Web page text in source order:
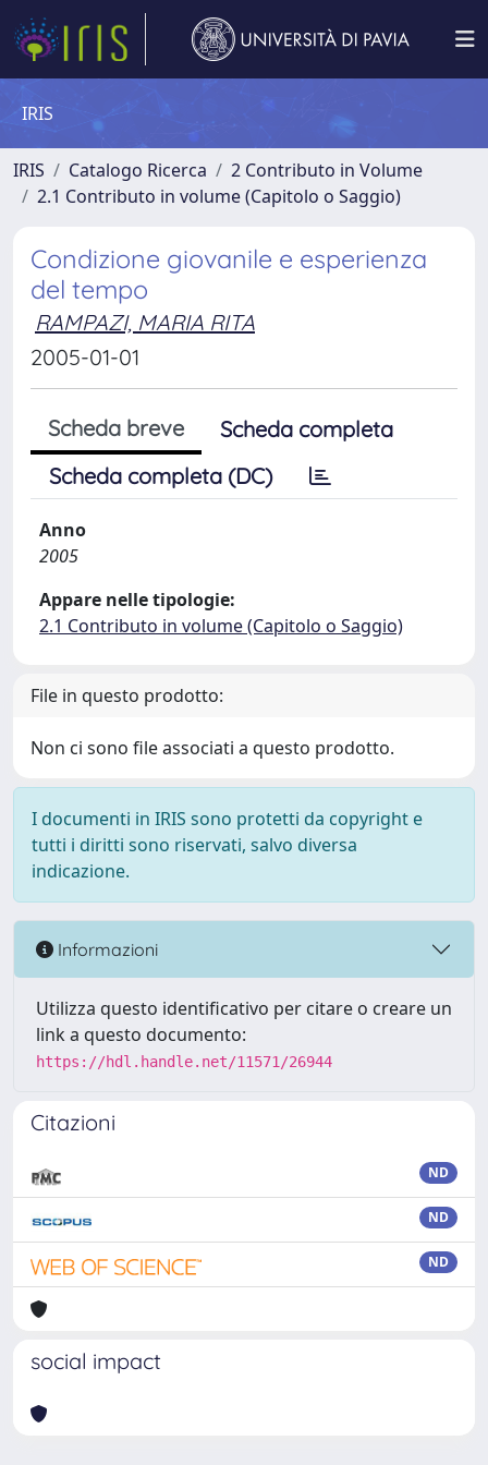
IRIS
IRIS Catalogo Ricerca
2 Contributo in Volume
2.1 Contributo in volume (Capitolo o Saggio)
Condizione giovanile e esperienza
del tempo
RAMPAZI, MARIA RITA
2005-01-01
Scheda breve
Scheda completa
Scheda completa (DC)
Anno
2005
Appare nelle tipologie:
2.1 Contributo in volume (Capitolo o Saggio)
File in questo prodotto:
Non ci sono file associati a questo prodotto.
I documenti in IRIS sono protetti da copyright e
tutti i diritti sono riservati, salvo diversa
indicazione.
Informazioni
Utilizza questo identificativo per citare o creare un
link a questo documento:
https://hdl.handle.net/11571/26944
Citazioni
ND
ND
ND
social impact